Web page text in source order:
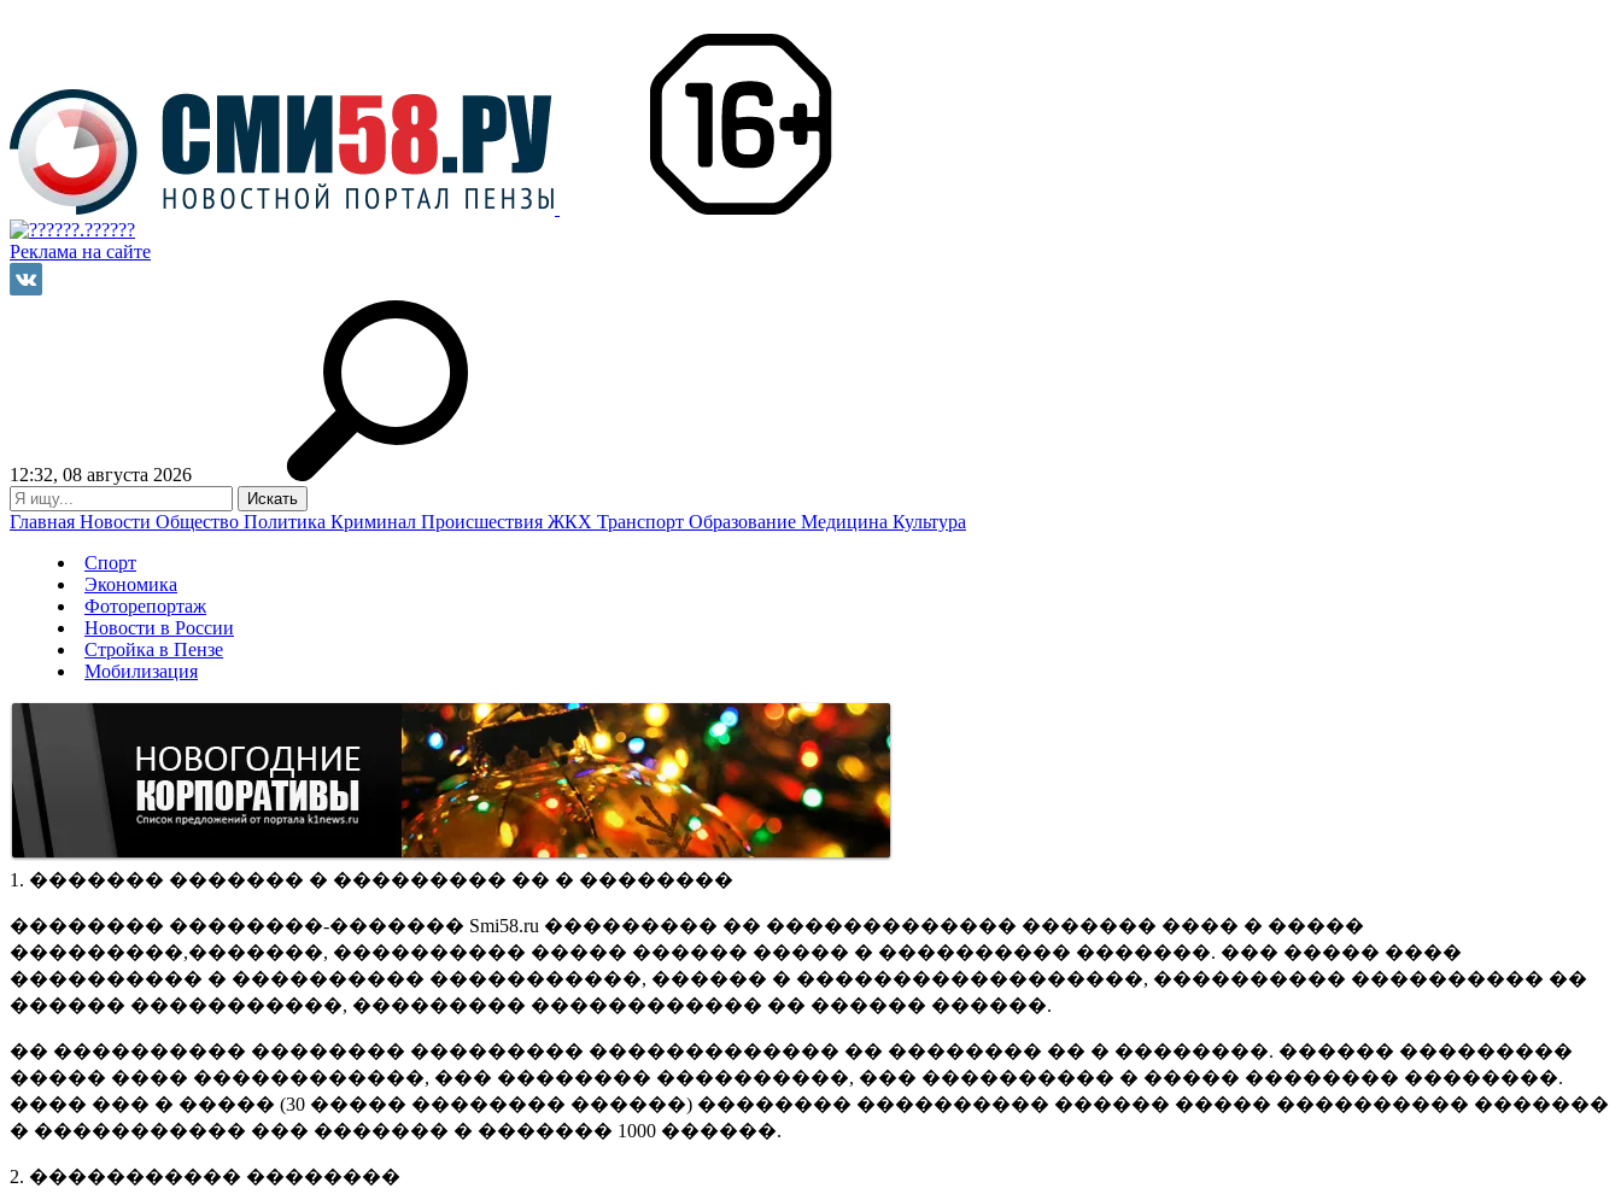
Реклама на сайте
12:32, 08 августа 2026
Главная Новости Общество Политика Криминал Происшествия ЖКХ Транспорт Образование Медицина Культура
Спорт
Экономика
Фоторепортаж
Новости в России
Стройка в Пензе
Мобилизация
1. ������� ������� � ��������� �� � ��������
�������� ��������-������� Smi58.ru ��������� �� ������������� ������� ���� � �����
���������,�������, ���������� ����� ������ ����� � ���������� �������. ��� ����� ����
���������� � ���������� �����������, ������ � ������������������, ���������� ���������� ��
������ �����������, ��������� ������������ �� ������ ������.
�� ���������� �������� ��������� ������������� �� �������� �� � ��������. ������ ���������
����� ���� ������������, ��� �������� ����������, ��� ���������� � ����� �������� ��������.
���� ��� � ����� (30 ����� �������� ������) �������� ���������� ������ ����� ���������� �������
� ����������� ��� ������� � ������� 1000 ������.
2. ����������� ��������